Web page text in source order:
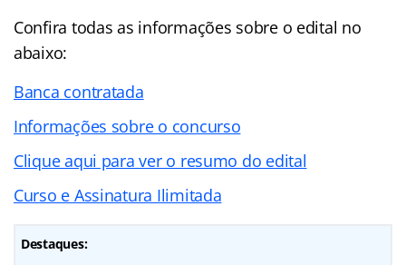
Confira todas as informações sobre o edital no
abaixo:
Banca contratada
Informações sobre o concurso
Clique aqui para ver o resumo do edital
Curso e Assinatura Ilimitada
Destaques: